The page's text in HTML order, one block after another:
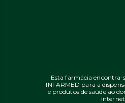
Esta farmácia encontra-
INFARMED para a
e produtos de saúde ao
internet.